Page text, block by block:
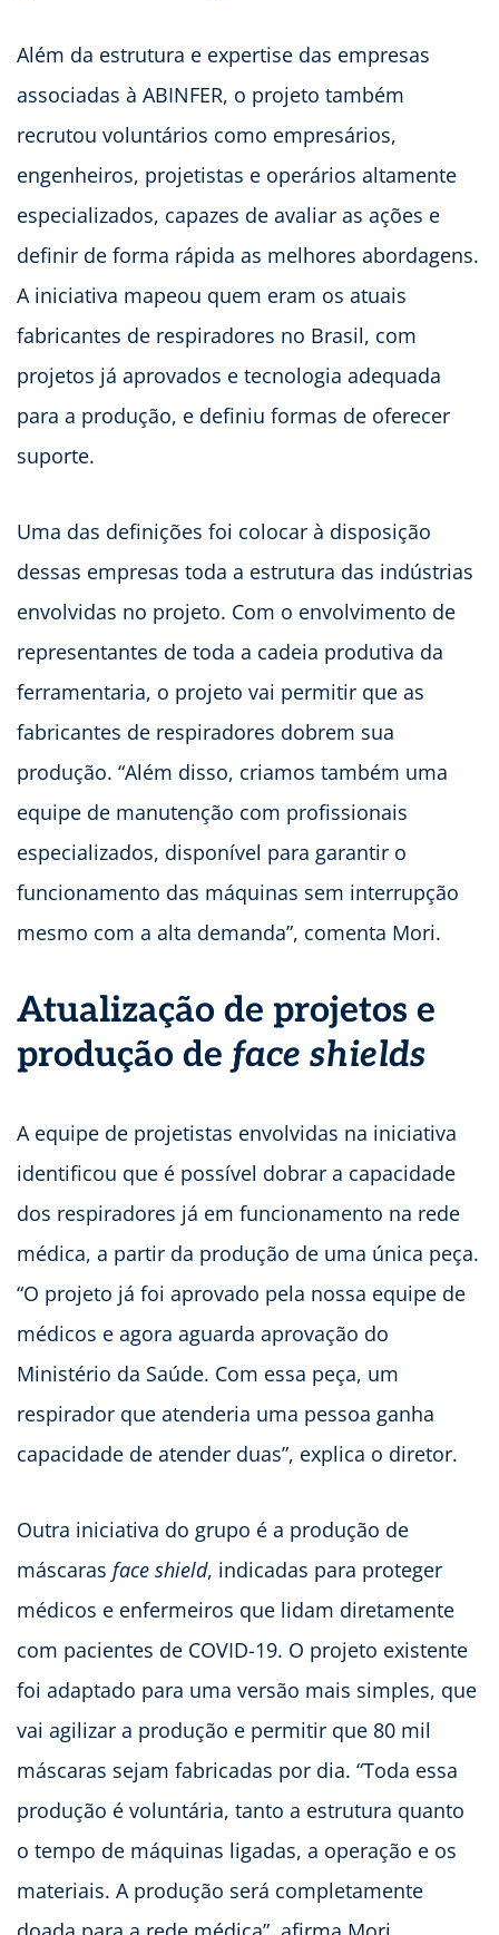
Além da estrutura e expertise das empresas
associadas à ABINFER, o projeto também
recrutou voluntários como empresários,
engenheiros, projetistas e operários altamente
especializados, capazes de avaliar as ações e
definir de forma rápida as melhores abordagens.
A iniciativa mapeou quem eram os atuais
fabricantes de respiradores no Brasil, com
projetos já aprovados e tecnologia adequada
para a produção, e definiu formas de oferecer
suporte.
Uma das definições foi colocar à disposição
dessas empresas toda a estrutura das indústrias
envolvidas no projeto. Com o envolvimento de
representantes de toda a cadeia produtiva da
ferramentaria, o projeto vai permitir que as
fabricantes de respiradores dobrem sua
produção. “Além disso, criamos também uma
equipe de manutenção com profissionais
especializados, disponível para garantir o
funcionamento das máquinas sem interrupção
mesmo com a alta demanda”, comenta Mori.
Atualização de projetos e
produção de face shields
A equipe de projetistas envolvidas na iniciativa
identificou que é possível dobrar a capacidade
dos respiradores já em funcionamento na rede
médica, a partir da produção de uma única peça.
“O projeto já foi aprovado pela nossa equipe de
médicos e agora aguarda aprovação do
Ministério da Saúde. Com essa peça, um
respirador que atenderia uma pessoa ganha
capacidade de atender duas”, explica o diretor.
Outra iniciativa do grupo é a produção de
máscaras face shield, indicadas para proteger
médicos e enfermeiros que lidam diretamente
com pacientes de COVID-19. O projeto existente
foi adaptado para uma versão mais simples, que
vai agilizar a produção e permitir que 80 mil
máscaras sejam fabricadas por dia. “Toda essa
produção é voluntária, tanto a estrutura quanto
o tempo de máquinas ligadas, a operação e os
materiais. A produção será completamente